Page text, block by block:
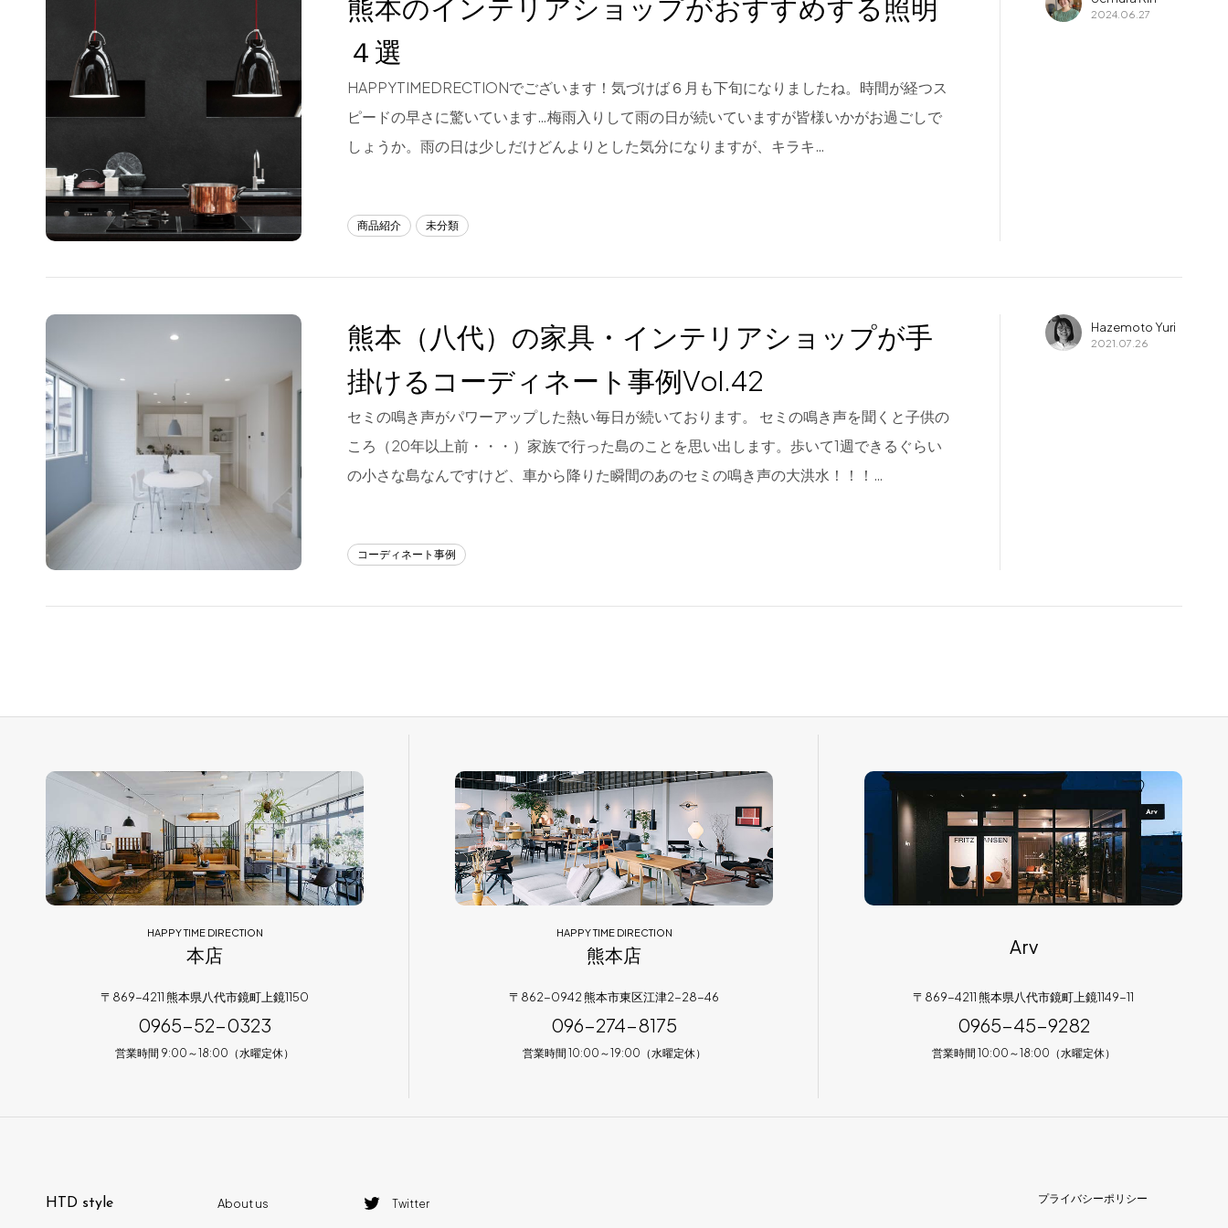
About us
Contact
フラッグシップストア
0965-45-9282
熊本のインテリアショップがおすすめする照明
４選
HAPPYTIMEDRECTIONでございます！気づけば６月も下旬になりましたね。時間が経つス
ピードの早さに驚いています…梅雨入りして雨の日が続いていますが皆様いかがお過ごしで
しょうか。雨の日は少しだけどんよりとした気分になりますが、キラキ…
商品紹介 未分類
2024.06.27
熊本（八代）の家具・インテリアショップが手
掛けるコーディネート事例Vol.42
セミの鳴き声がパワーアップした熱い毎日が続いております。 セミの鳴き声を聞くと子供の
ころ（20年以上前・・・）家族で行った島のことを思い出します。歩いて1週できるぐらい
の小さな島なんですけど、車から降りた瞬間のあのセミの鳴き声の大洪水！！！…
コーディネート事例
Hazemoto Yuri
2021.07.26
HAPPY TIME DIRECTION
本店
〒869-4211 熊本県八代市鏡町上鏡1150
0965-52-0323
営業時間 9:00～18:00（水曜定休）
HAPPY TIME DIRECTION
熊本店
〒862-0942 熊本市東区江津2-28-46
096-274-8175
営業時間 10:00～19:00（水曜定休）
Arv
〒869-4211 熊本県八代市鏡町上鏡1149-11
0965-45-9282
営業時間 10:00～18:00（水曜定休）
HTD style About us Twitter プライバシーポリシー